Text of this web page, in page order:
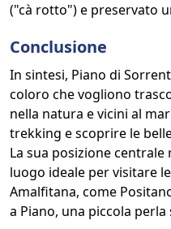
("cà rotto") e preservato
Conclusione
In sintesi, Piano di
coloro che vogliono
nella natura e vicini al
trekking e scoprire le
La sua posizione
luogo ideale per visitare
Amalfitana, come
a Piano, una piccola